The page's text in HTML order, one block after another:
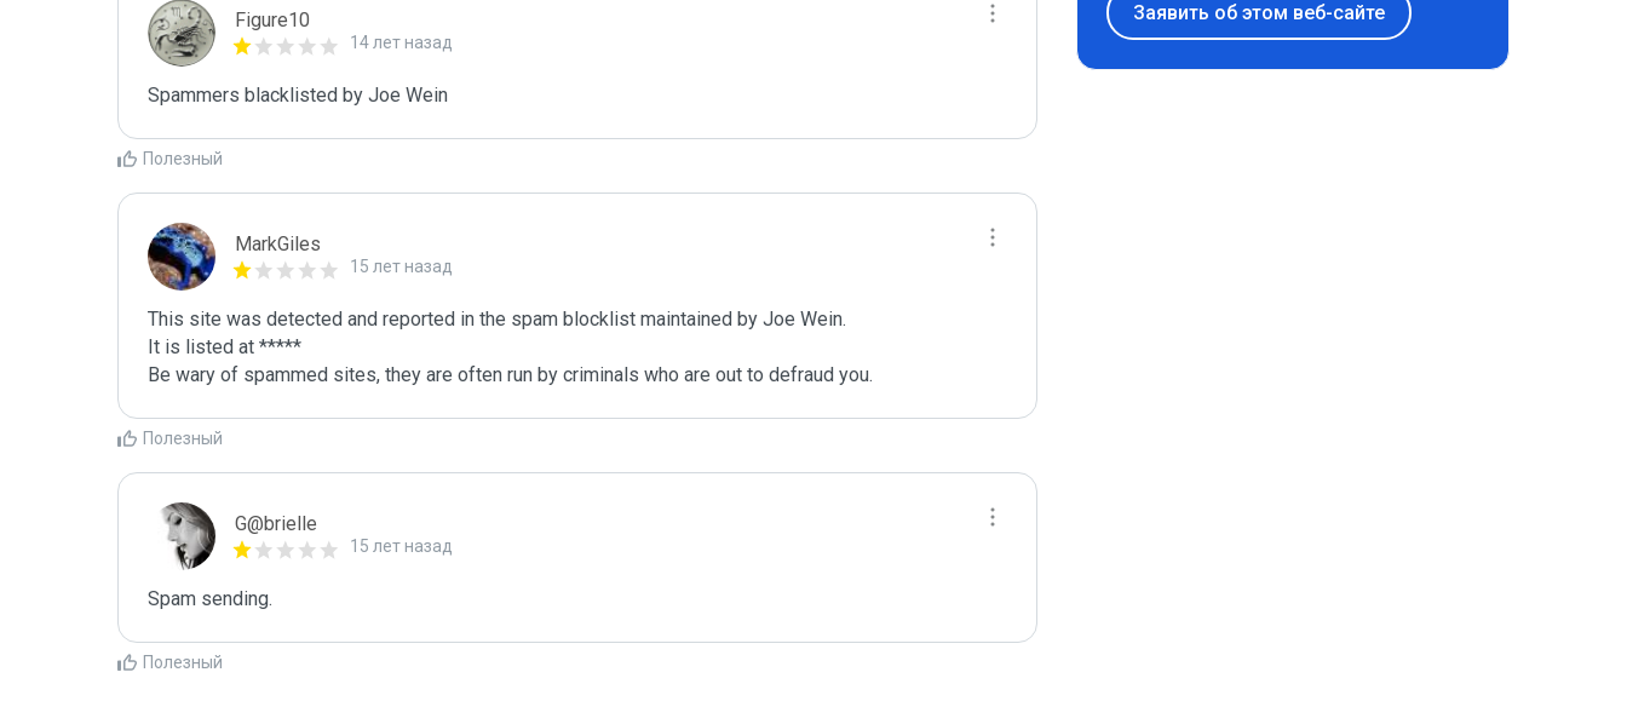
Figure10
14 лет назад
Spammers blacklisted by Joe Wein
Полезный
MarkGiles
15 лет назад
This site was detected and reported in the spam blocklist maintained by Joe Wein.
It is listed at *****
Be wary of spammed sites, they are often run by criminals who are out to defraud you.
Полезный
G@brielle
15 лет назад
Spam sending.
Полезный
Заявить об этом веб-сайте